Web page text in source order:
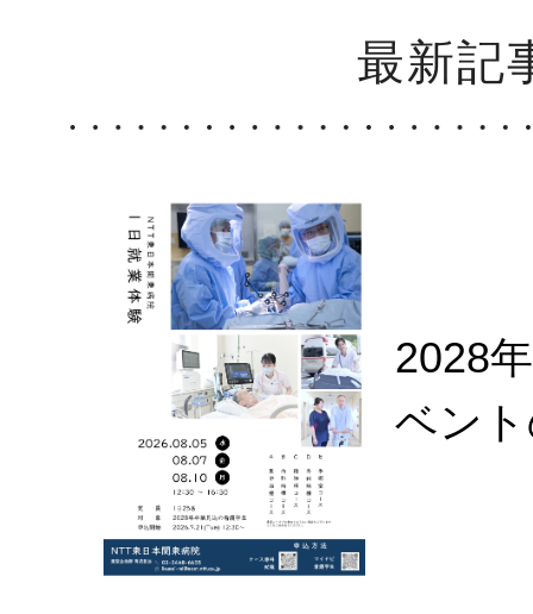
最新記
2028
ベン